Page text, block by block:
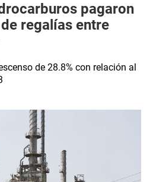
pagaron
regalías entre
de 28.8% con relación al